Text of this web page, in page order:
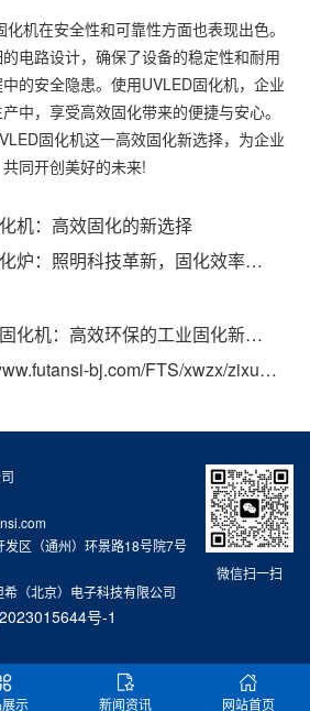
机在安全性和可靠性方面也表现出色。
电路设计，确保了设备的稳定性和耐用
的安全隐患。使用UVLED固化机，企业
中，享受高效固化带来的便捷与安心。
固化机这一高效固化新选择，为企业
同开创美好的未来!
机：高效固化的新选择
炉：照明科技革新，固化效率飞跃
化机：高效环保的工业固化新趋势
bj.com/FTS/xwzx/zixun/363.html
微信扫一扫
区（通州）环景路18号院7号
（北京）电子科技有限公司
号-1
示 新闻资讯 网站首页